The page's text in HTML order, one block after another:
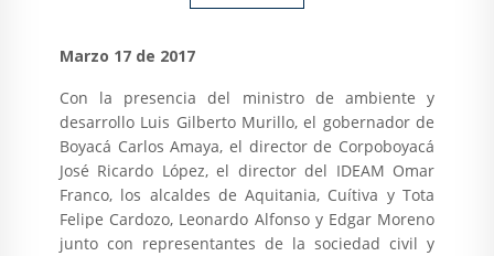
Marzo 17 de 2017
Con la presencia del ministro de ambiente y
desarrollo Luis Gilberto Murillo, el gobernador de
Boyacá Carlos Amaya, el director de Corpoboyacá
José Ricardo López, el director del IDEAM Omar
Franco, los alcaldes de Aquitania, Cuítiva y Tota
Felipe Cardozo, Leonardo Alfonso y Edgar Moreno
junto con representantes de la sociedad civil y